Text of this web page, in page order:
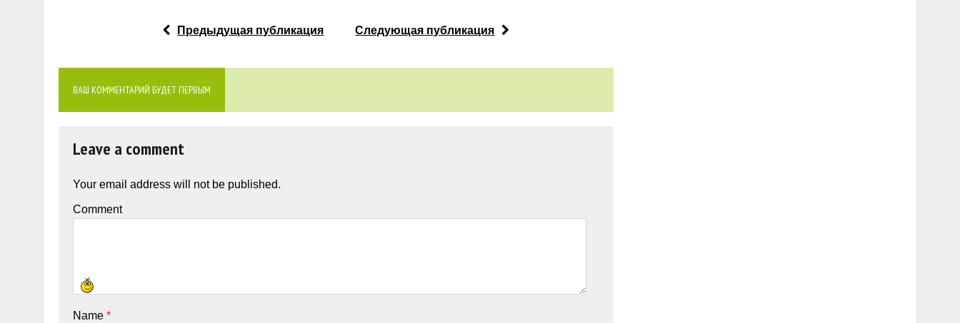
Предыдущая публикация Следующая публикация
ВАШ КОММЕНТАРИЙ БУДЕТ ПЕРВЫМ
Leave a comment
Your email address will not be published.
Comment
Name *